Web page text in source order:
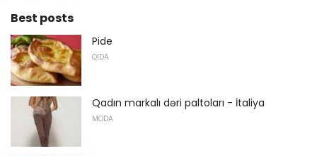
Best posts
Pide
QIDA
Qadın markalı dəri paltoları - İtaliya
MODA